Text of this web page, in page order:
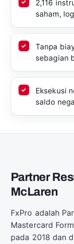
2,116
saham,
Tanpa
sebagian
Eksekusi
saldo
Partner
McLaren
FxPro adalah
Mastercard
pada 2018 dan